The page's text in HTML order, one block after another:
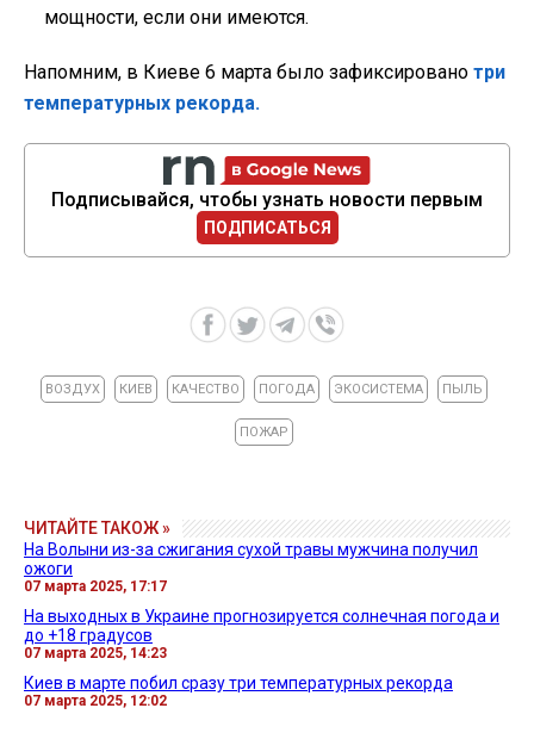
мощности, если они имеются.
Напомним, в Киеве 6 марта было зафиксировано три
температурных рекорда.
Подписывайся, чтобы узнать новости первым
ПОДПИСАТЬСЯ
ВОЗДУХ КИЕВ КАЧЕСТВО ПОГОДА ЭКОСИСТЕМА ПЫЛЬ
ПОЖАР
ЧИТАЙТЕ ТАКОЖ »
На Волыни из-за сжигания сухой травы мужчина получил
ожоги
07 марта 2025, 17:17
На выходных в Украине прогнозируется солнечная погода и
до +18 градусов
07 марта 2025, 14:23
Киев в марте побил сразу три температурных рекорда
07 марта 2025, 12:02